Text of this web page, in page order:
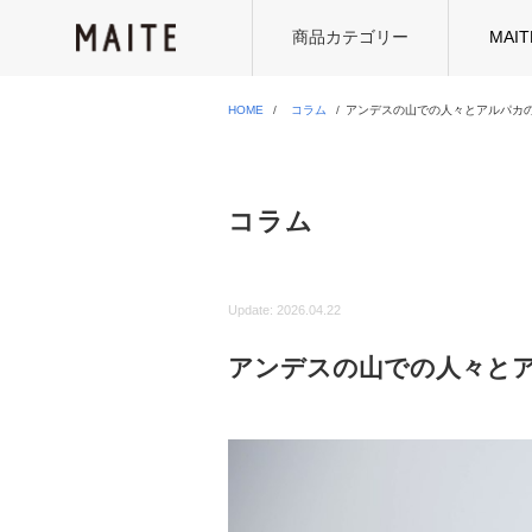
商品カテゴリー
HOME コラム アンデスの山での人々とアルパカ
コラム
Update: 2026.04.22
アンデスの山での人々と